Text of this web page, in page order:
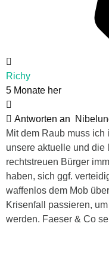
Richy
5 Monate her
Antworten an
Mit dem Raub muss
unsere aktuelle und die
rechtstreuen Bürger
haben, sich ggf.
waffenlos dem Mob
Krisenfall passieren,
werden. Faeser & Co